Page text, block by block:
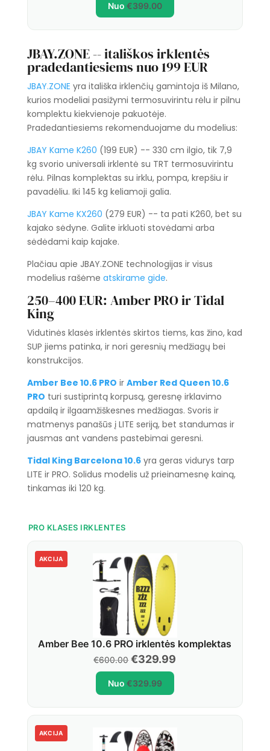
Nuo €399.00
JBAY.ZONE -- itališkos irklentės
pradedantiesiems nuo 199 EUR
JBAY.ZONE yra itališka irklenčių gamintoja iš Milano,
kurios modeliai pasižymi termosuvirintu rėlu ir pilnu
komplektu kiekvienoje pakuotėje.
Pradedantiesiems rekomenduojame du modelius:
JBAY Kame K260 (199 EUR) -- 330 cm ilgio, tik 7,9
kg svorio universali irklentė su TRT termosuvirintu
rėlu. Pilnas komplektas su irklu, pompa, krepšiu ir
pavadėliu. Iki 145 kg keliamoji galia.
JBAY Kame KX260 (279 EUR) -- ta pati K260, bet su
kajako sėdyne. Galite irkluoti stovėdami arba
sėdėdami kaip kajake.
Plačiau apie JBAY.ZONE technologijas ir visus
modelius rašėme atskirame gide.
250–400 EUR: Amber PRO ir Tidal
King
Vidutinės klasės irklentės skirtos tiems, kas žino, kad
SUP jiems patinka, ir nori geresnių medžiagų bei
konstrukcijos.
Amber Bee 10.6 PRO ir Amber Red Queen 10.6
PRO turi sustiprintą korpusą, geresnę irklavimo
apdailą ir ilgaamžiškesnes medžiagas. Svoris ir
matmenys panašūs į LITE seriją, bet standumas ir
jausmas ant vandens pastebimai geresni.
Tidal King Barcelona 10.6yra geras vidurys tarp
LITE ir PRO. Solidus modelis už prieinamesnę kainą,
tinkamas iki 120 kg.
PRO KLASES IRKLENTES
AKCIJA
Amber Bee 10.6 PRO irklentės komplektas
€600.00 Original
price
was:
€329.99
Nuo €329.99
AKCIJA